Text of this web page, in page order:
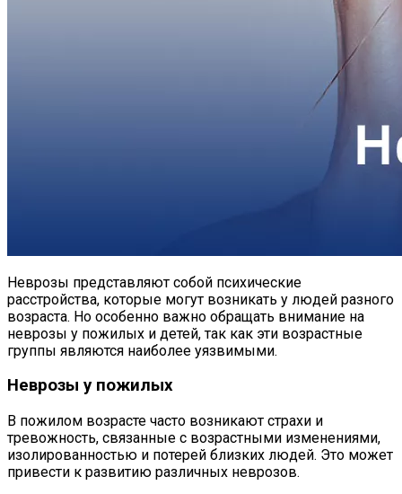
Неврозы представляют собой психические
расстройства, которые могут возникать у людей разного
возраста. Но особенно важно обращать внимание на
неврозы у пожилых и детей, так как эти возрастные
группы являются наиболее уязвимыми.
Неврозы у пожилых
В пожилом возрасте часто возникают страхи и
тревожность, связанные с возрастными изменениями,
изолированностью и потерей близких людей. Это может
привести к развитию различных неврозов.